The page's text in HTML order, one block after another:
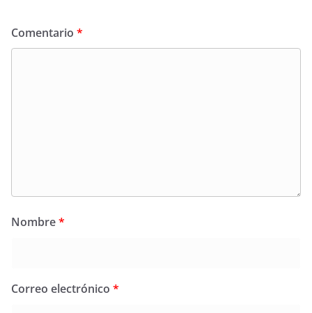
Comentario *
Nombre*
Correo electrónico *